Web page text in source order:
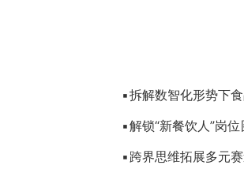
▪拆解数智化形势下
▪解锁“新餐饮人”岗
▪跨界思维拓展多元